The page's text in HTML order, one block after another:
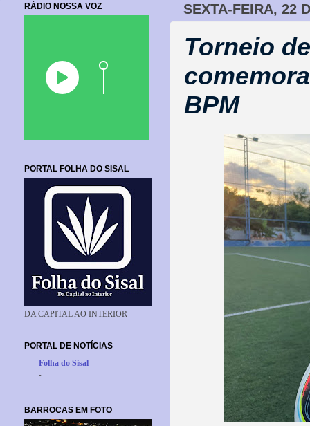
SEXTA-FEIRA, 22
Torneio
BPM
RÁDIO NOSSA VOZ
PORTAL FOLHA DO SISAL
DA CAPITAL AO INTERIOR
PORTAL DE NOTÍCIAS
Folha do Sisal
-
BARROCAS EM FOTO